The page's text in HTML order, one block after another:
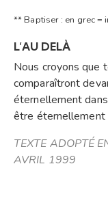
** Baptiser : en grec =
L’AU DELÀ
Nous croyons que
comparaîtront
éternellement
être éternellement
TEXTE ADOPTÉ
AVRIL 1999